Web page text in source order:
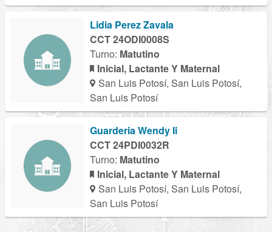
Lidia Perez Zavala
CCT 24ODI0008S
Turno: Matutino
Inicial, Lactante Y Maternal
San Luis Potosí, San Luis Potosí,
San Luis Potosí
Guarderia Wendy Ii
CCT 24PDI0032R
Turno: Matutino
Inicial, Lactante Y Maternal
San Luis Potosí, San Luis Potosí,
San Luis Potosí